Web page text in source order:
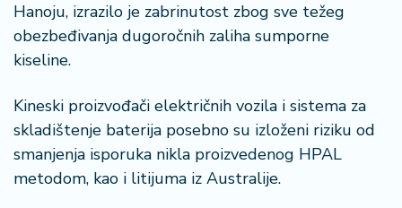
Hanoju, izrazilo je zabrinutost zbog sve težeg
obezbeđivanja dugoročnih zaliha sumporne
kiseline.
Kineski proizvođači električnih vozila i sistema za
skladištenje baterija posebno su izloženi riziku od
smanjenja isporuka nikla proizvedenog HPAL
metodom, kao i litijuma iz Australije.